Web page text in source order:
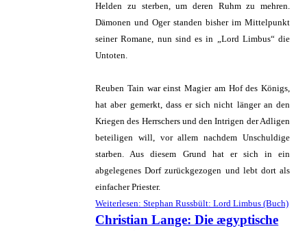
Helden zu sterben, um deren Ruhm zu mehren.
Dämonen und Oger standen bisher im Mittelpunkt
seiner Romane, nun sind es in „Lord Limbus“ die
Untoten.
Reuben Tain war einst Magier am Hof des Königs,
hat aber gemerkt, dass er sich nicht länger an den
Kriegen des Herrschers und den Intrigen der Adligen
beteiligen will, vor allem nachdem Unschuldige
starben. Aus diesem Grund hat er sich in ein
abgelegenes Dorf zurückgezogen und lebt dort als
einfacher Priester.
Weiterlesen: Stephan Russbült: Lord Limbus (Buch)
Christian Lange: Die ægyptische